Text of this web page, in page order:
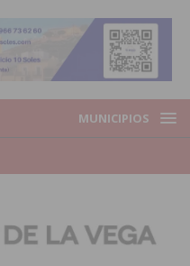
MUNICIPIOS